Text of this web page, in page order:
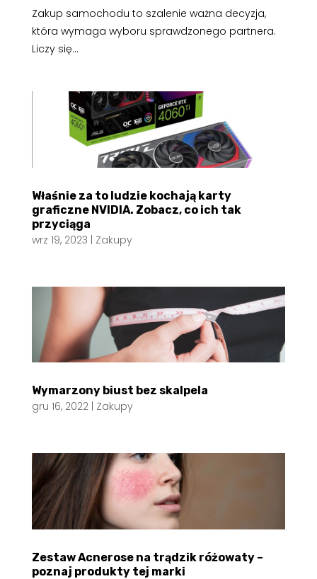
Zakup samochodu to szalenie ważna decyzja,
która wymaga wyboru sprawdzonego partnera.
Liczy się...
Właśnie za to ludzie kochają karty
graficzne NVIDIA. Zobacz, co ich tak
przyciąga
wrz 19, 2023 | Zakupy
Wymarzony biust bez skalpela
gru 16, 2022| Zakupy
Zestaw Acnerose na trądzik różowaty –
poznaj produkty tej marki